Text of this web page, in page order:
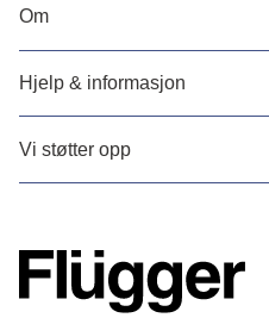
Om
Hjelp & informasjon
Vi støtter opp